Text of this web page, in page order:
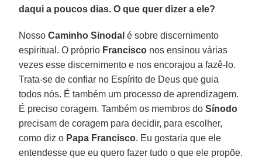
daqui a poucos dias. O que quer dizer a ele?
NossoCaminho Sinodal é sobre discernimento
espiritual. O próprio Francisco nos ensinou várias
vezes esse discernimento e nos encorajou a fazê-lo.
Trata-se de confiar no Espírito de Deus que guia
todos nós. É também um processo de aprendizagem.
É preciso coragem. Também os membros doSínodo
precisam de coragem para decidir, para escolher,
como diz o Papa Francisco. Eu gostaria que ele
entendesse que eu quero fazer tudo o que ele propõe.